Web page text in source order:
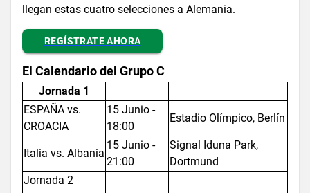
llegan estas cuatro selecciones a Alemania.
REGÍSTRATE AHORA
El Calendario del Grupo C
Jornada 1
ESPAÑA vs.
CROACIA
15 Junio -
18:00
Estadio Olímpico, Berlín
Italia vs. Albania
15 Junio -
21:00
Signal Iduna Park,
Dortmund
Jornada 2